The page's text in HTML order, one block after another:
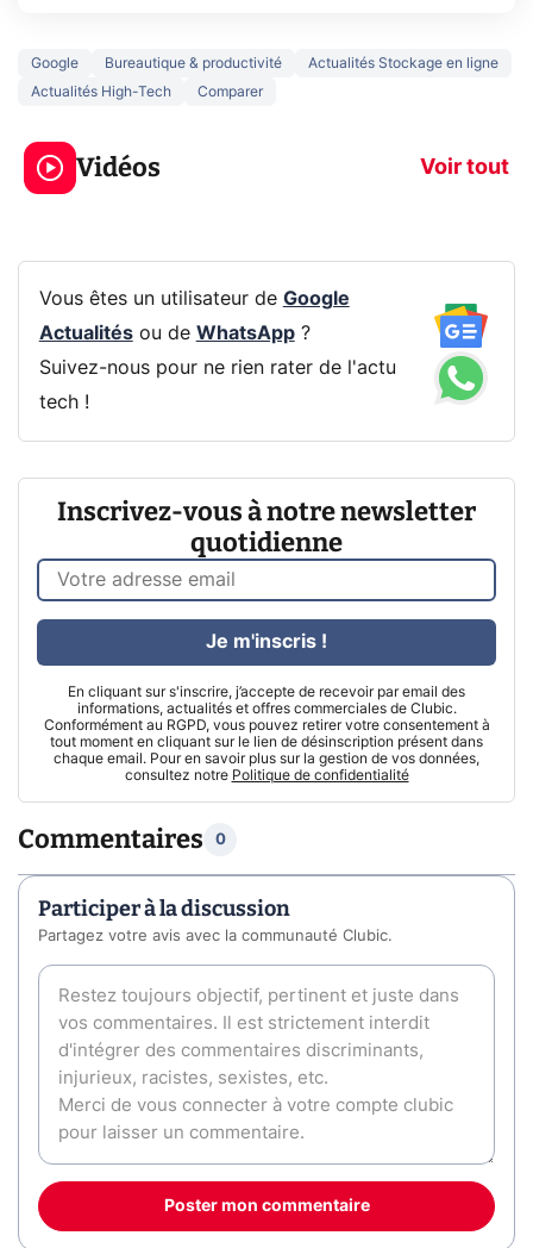
Google Bureautique & productivité
Actualités Stockage en ligne
Actualités High-Tech
Comparer
Vidéos Voir tout
3 écrans en 1 pour
319€ ? Voici L'AOC
CQ32G4ZA !
prochaine
Vous êtes un utilisateur de Google
Actualitésou de WhatsApp?
Suivez-nous pour ne rien rater de l'actu
tech !
Inscrivez-vous à notre newsletter
quotidienne
En cliquant sur s'inscrire, j’accepte de recevoir par email des
informations, actualités et offres commerciales de Clubic.
Conformément au RGPD, vous pouvez retirer votre consentement à
tout moment en cliquant sur le lien de désinscription présent dans
chaque email. Pour en savoir plus sur la gestion de vos données,
consultez notre Politique de confidentialité
Je m'inscris !
Commentaires 0
Participer à la discussion
Partagez votre avis avec la communauté Clubic.
Poster mon commentaire